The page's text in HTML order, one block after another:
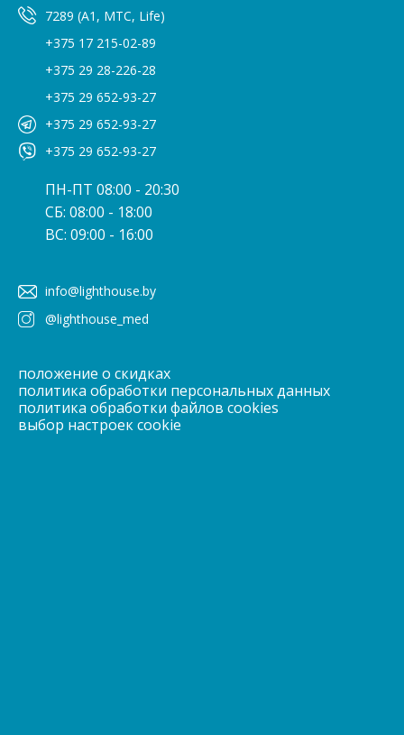
7289 (A1, МТС, Life)
+375 17 215-02-89
+375 29 28-226-28
+375 29 652-93-27
+375 29 652-93-27
+375 29 652-93-27
ПН-ПТ 08:00 - 20:30
СБ: 08:00 - 18:00
ВС: 09:00 - 16:00
info@lighthouse.by
@lighthouse_med
положение о скидках
политика обработки персональных данных
политика обработки файлов cookies
выбор настроек cookie